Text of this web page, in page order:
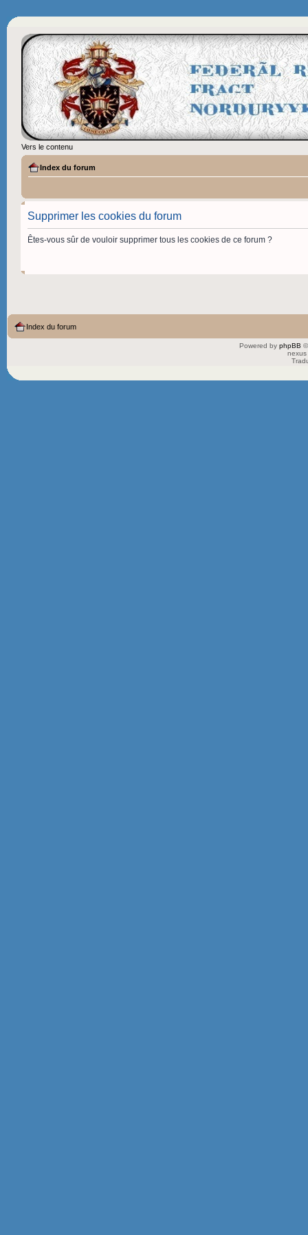
Vers le contenu
Index du forum
Supprimer les cookies du forum
Êtes-vous sûr de vouloir supprimer tous les cookies de ce forum ?
Index du forum
Powered by phpBB